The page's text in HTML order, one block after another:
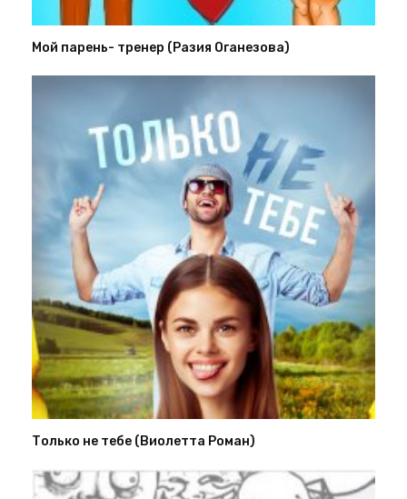
Мой парень- тренер (Разия Оганезова)
Только не тебе (Виолетта Роман)